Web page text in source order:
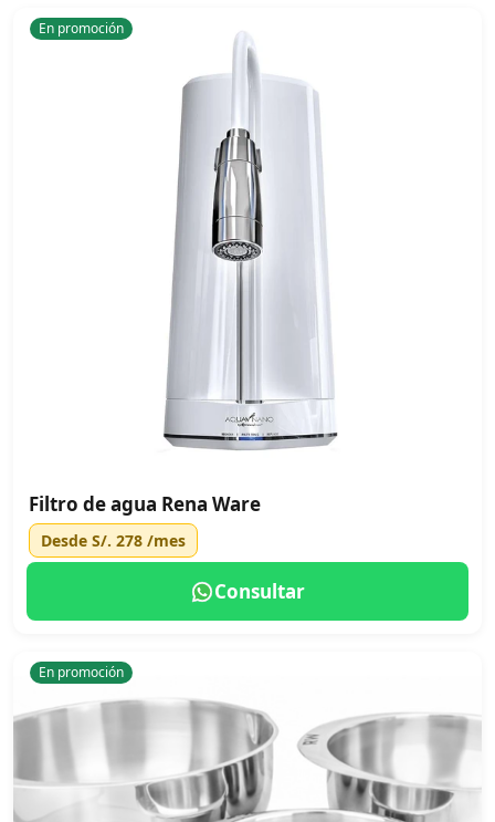
En promoción
Filtro de agua Rena Ware
Desde S/. 278 /mes
Consultar
En promoción